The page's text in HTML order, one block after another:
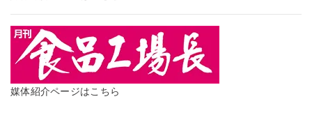
媒体紹介ページはこちら